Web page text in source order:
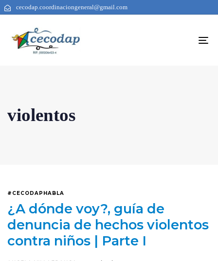
cecodap.coordinaciongeneral@gmail.com
violentos
#CECODAPHABLA
¿A dónde voy?, guía de
denuncia de hechos violentos
contra niños | Parte I